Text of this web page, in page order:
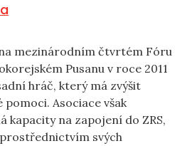
mezinárodním čtvrtém Fóru
Pusanu v roce 2011
hráč, který má zvýšit
Asociace však
kapacity na zapojení do ZRS,
svých